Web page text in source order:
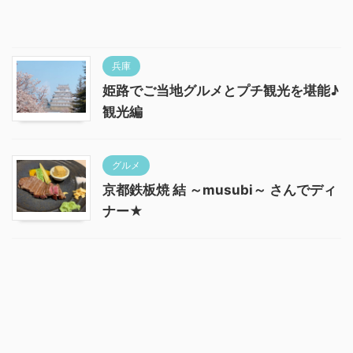
兵庫
姫路でご当地グルメとプチ観光を堪能♪
観光編
グルメ
京都鉄板焼 結 ～musubi～ さんでディ
ナー★